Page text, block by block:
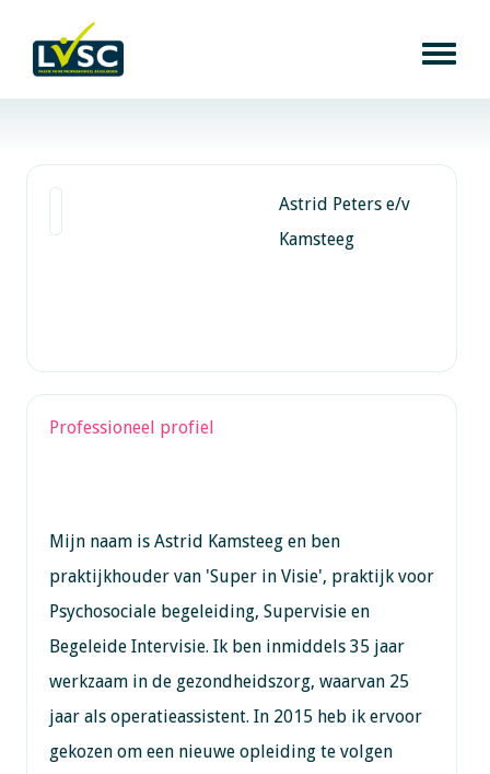
Astrid Peters e/v
Kamsteeg
Professioneel profiel
Mijn naam is Astrid Kamsteeg en ben
praktijkhouder van 'Super in Visie', praktijk voor
Psychosociale begeleiding, Supervisie en
Begeleide Intervisie. Ik ben inmiddels 35 jaar
werkzaam in de gezondheidszorg, waarvan 25
jaar als operatieassistent. In 2015 heb ik ervoor
gekozen om een nieuwe opleiding te volgen